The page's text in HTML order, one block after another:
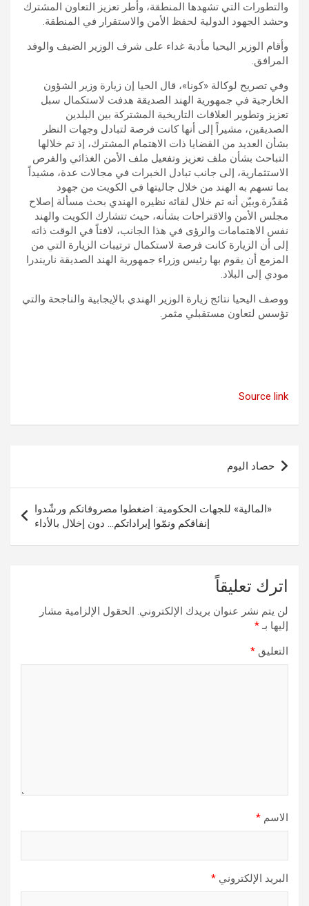
والتطورات التي تشهدها المنطقة، وأطر تعزيز التعاون المشترك
وحشد الجهود الدولية لحفظ الأمن والاستقرار في المنطقة.
وأقام الوزير اليحيا مأدبة غداء على شرف الوزير الضيف والوفد
المرافق.
وفي تصريح لوكالة «كونا»، قال الحيا إن زيارة وزير الشؤون
الخارجية في جمهورية الهند الصديقة هدفت لاستكمال سبل
تعزيز وتطوير العلاقات التاريخية المشتركة بين البلدين
الصديقين، مشيراً إلى أنها كانت فرصة لتبادل وجهات النظر
بشأن العديد من القضايا ذات الاهتمام المشترك، إذ تم خلالها
التباحث بشأن ملف تعزيز وتفعيل ملف الأمن الغذائي والفرص
الاستثمارية، إلى جانب تبادل الخبرات في مجالات عدة، مشيداً
بما تسهم به الهند من خلال جاليتها في الكويت من جهود
مُقدّرة.وبيّن أنه تم خلال لقائه نظيره الهندي بحث مسألة إصلاح
مجلس الأمن والاقتراحات بشأنه، حيث تتشارك الكويت والهند
نفس الاهتمامات والرؤى في هذا الجانب، لافتاً في الوقت ذاته
إلى أن الزيارة كانت فرصة لاستكمال ترتيبات الزيارة التي من
المزمع أن يقوم بها رئيس وزراء جمهورية الهند الصديقة ناريندرا
مودي إلى البلاد.
ووصف اليحيا نتائج زيارة الوزير الهندي بالإيجابية والناجحة والتي
تؤسس لتعاون مستقبلي مثمر.
Source link
تصفّح
المقالات
حصاد اليوم
«المالية» للجهات الحكومية: اضغطوا مصروفاتكم ورشّدوا
إنفاقكم ونمّوا إيراداتكم… دون إخلال بالأداء
اترك تعليقاً
لن يتم نشر عنوان بريدك الإلكتروني. الحقول الإلزامية مشار
إليها بـ*
التعليق *
الاسم *
البريد الإلكتروني *